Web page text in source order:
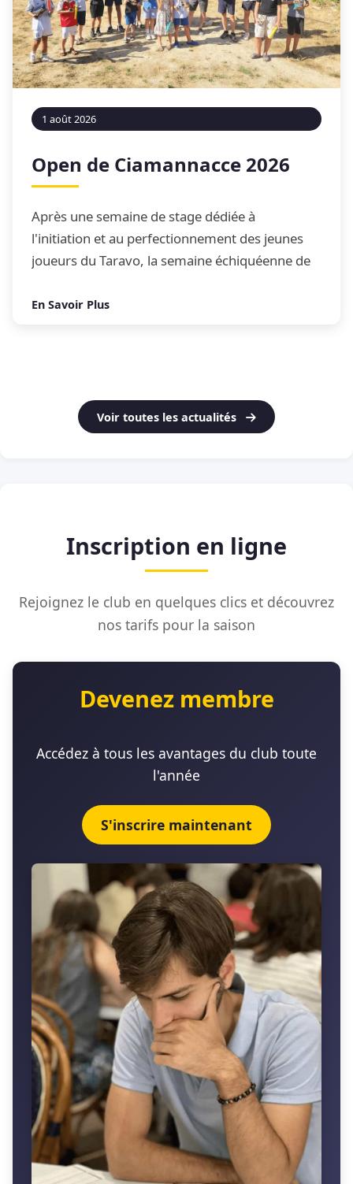
1 août 2026
Open de Ciamannacce 2026
Après une semaine de stage dédiée à
l'initiation et au perfectionnement des jeunes
joueurs du Taravo, la semaine échiquéenne de
Open de blitz
En Savoir Plus
Voir toutes les actualités
Inscription en ligne
Rejoignez le club en quelques clics et découvrez
nos tarifs pour la saison
Devenez membre
Accédez à tous les avantages du club toute
l'année
S'inscrire maintenant